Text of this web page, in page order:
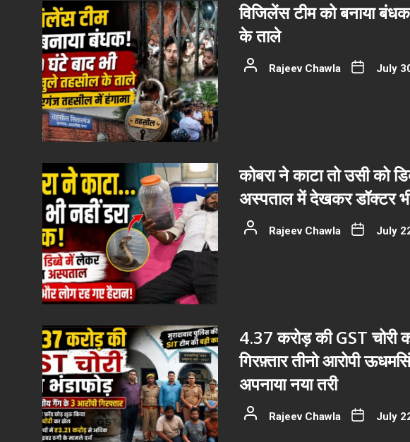
विजिलेंस टीम को बनाया
के ताले
Rajeev Chawla July
कोबरा ने काटा तो उसी को
अस्पताल में देखकर डॉक्टर
Rajeev Chawla July
4.37 करोड़ की GST चोरी
गिरफ़्तार तीनो आरोपी
अपनाया नया तरी
Rajeev Chawla July